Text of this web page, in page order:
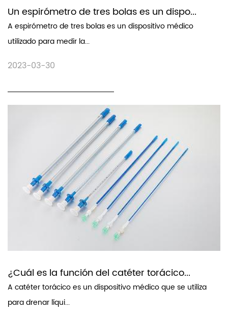
Un espirómetro de tres bolas es un dispo...
A espirómetro de tres bolas es un dispositivo médico
utilizado para medir la...
2023-03-30
¿Cuál es la función del catéter torácico...
A catéter torácico es un dispositivo médico que se utiliza
para drenar líqui...